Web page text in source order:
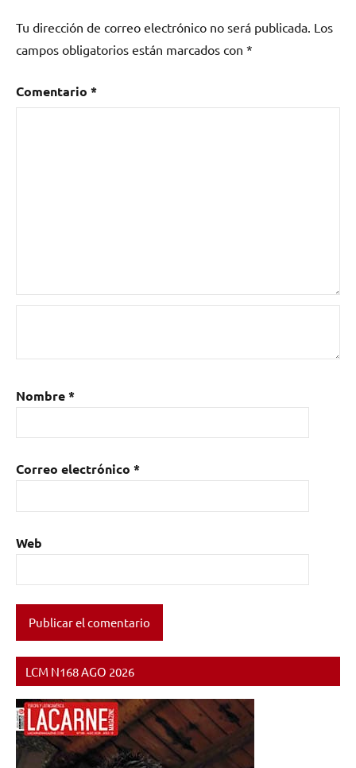
Yiyo
FPS
Tu dirección de correo electrónico no será publicada. Los
campos obligatorios están marcados con *
Comentario *
Nombre*
Correo electrónico *
Web
LCM N168 AGO 2026